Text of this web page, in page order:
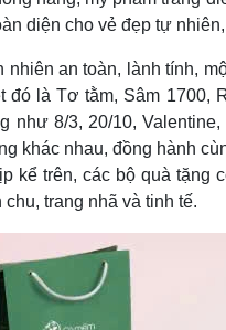
diện cho vẻ đẹp tự
an toàn, lành tính,
là Tơ tằm, Sâm 1700,
như 8/3, 20/10,
khác nhau, đồng hành
kể trên, các bộ quà tặng
trang nhã và tinh tế.